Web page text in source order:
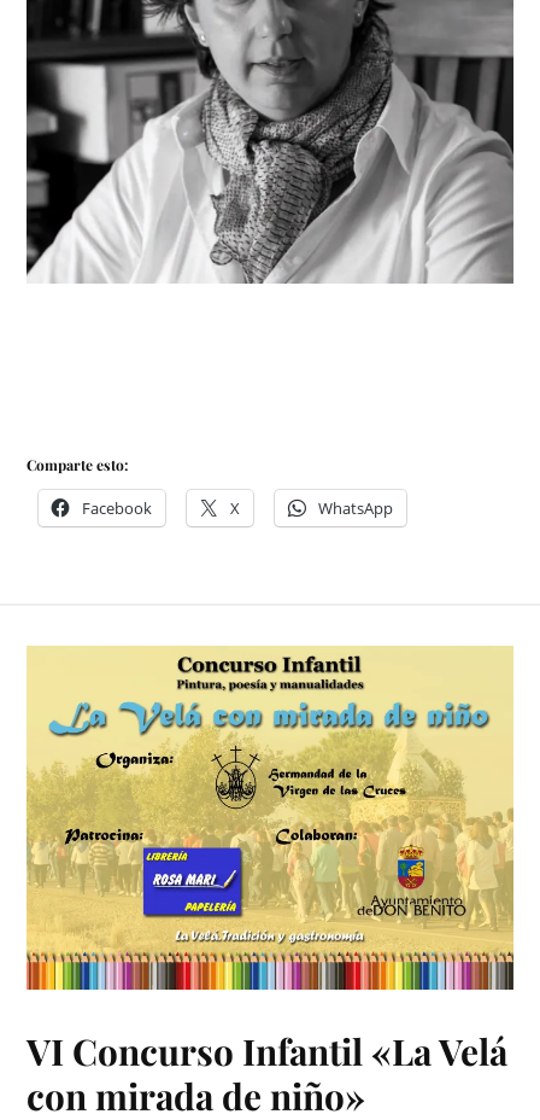
Comparte esto:
Facebook X WhatsApp
VI Concurso Infantil «La Velá
con mirada de niño»